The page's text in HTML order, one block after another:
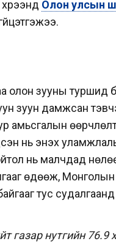
Олон улсын
зууны туршид
зуун дамжсан
амьсгалын
нь энэхүү
нь малчдад
өдөөж, Монголын
тус
газар нутгийн 76.9